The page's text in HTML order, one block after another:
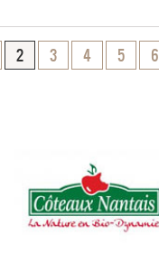
2 3 4 5 6